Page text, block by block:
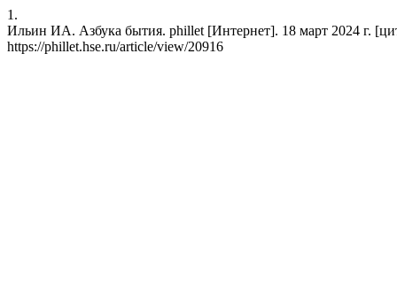
1.
Ильин ИА. Азбука бытия. phillet [Интернет]. 18 март 2024 г.
https://phillet.hse.ru/article/view/20916